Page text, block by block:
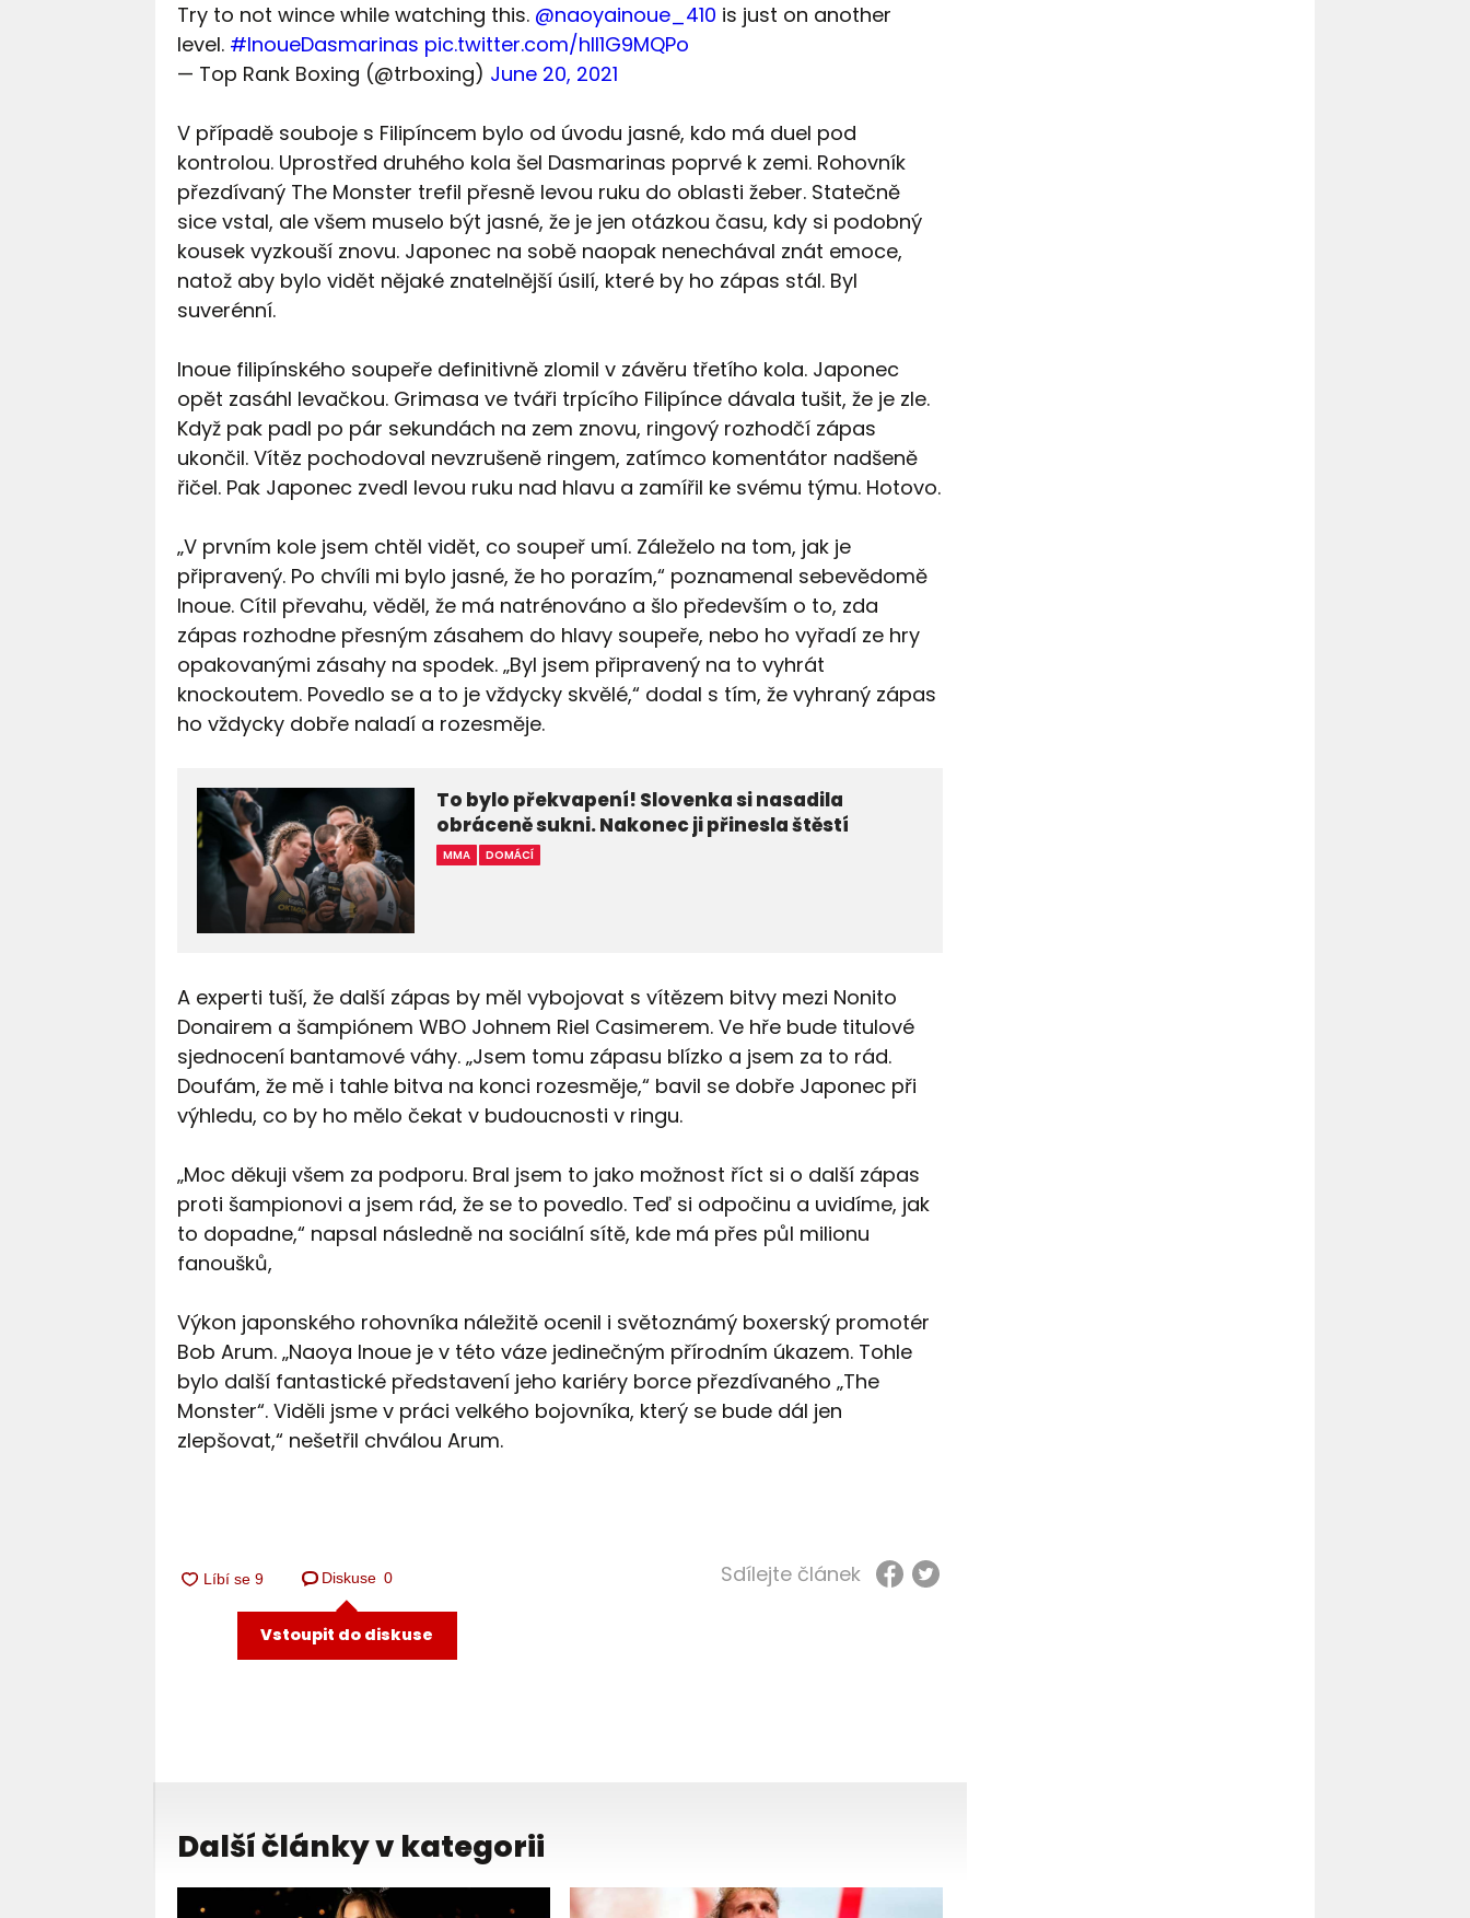
Try to not wince while watching this. @naoyainoue_410 is just on another
level. #InoueDasmarinas pic.twitter.com/hIl1G9MQPo
— Top Rank Boxing (@trboxing) June 20, 2021
V případě souboje s Filipíncem bylo od úvodu jasné, kdo má duel pod
kontrolou. Uprostřed druhého kola šel Dasmarinas poprvé k zemi. Rohovník
přezdívaný The Monster trefil přesně levou ruku do oblasti žeber. Statečně
sice vstal, ale všem muselo být jasné, že je jen otázkou času, kdy si podobný
kousek vyzkouší znovu. Japonec na sobě naopak nenechával znát emoce,
natož aby bylo vidět nějaké znatelnější úsilí, které by ho zápas stál. Byl
suverénní.
Inoue filipínského soupeře definitivně zlomil v závěru třetího kola. Japonec
opět zasáhl levačkou. Grimasa ve tváři trpícího Filipínce dávala tušit, že je zle.
Když pak padl po pár sekundách na zem znovu, ringový rozhodčí zápas
ukončil. Vítěz pochodoval nevzrušeně ringem, zatímco komentátor nadšeně
řičel. Pak Japonec zvedl levou ruku nad hlavu a zamířil ke svému týmu. Hotovo.
„V prvním kole jsem chtěl vidět, co soupeř umí. Záleželo na tom, jak je
připravený. Po chvíli mi bylo jasné, že ho porazím,“ poznamenal sebevědomě
Inoue. Cítil převahu, věděl, že má natrénováno a šlo především o to, zda
zápas rozhodne přesným zásahem do hlavy soupeře, nebo ho vyřadí ze hry
opakovanými zásahy na spodek. „Byl jsem připravený na to vyhrát
knockoutem. Povedlo se a to je vždycky skvělé,“ dodal s tím, že vyhraný zápas
ho vždycky dobře naladí a rozesměje.
To bylo překvapení! Slovenka si nasadila
obráceně sukni. Nakonec ji přinesla štěstí
MMA DOMÁCÍ
A experti tuší, že další zápas by měl vybojovat s vítězem bitvy mezi Nonito
Donairem a šampiónem WBO Johnem Riel Casimerem. Ve hře bude titulové
sjednocení bantamové váhy. „Jsem tomu zápasu blízko a jsem za to rád.
Doufám, že mě i tahle bitva na konci rozesměje,“ bavil se dobře Japonec při
výhledu, co by ho mělo čekat v budoucnosti v ringu.
„Moc děkuji všem za podporu. Bral jsem to jako možnost říct si o další zápas
proti šampionovi a jsem rád, že se to povedlo. Teď si odpočinu a uvidíme, jak
to dopadne,“ napsal následně na sociální sítě, kde má přes půl milionu
fanoušků,
Výkon japonského rohovníka náležitě ocenil i světoznámý boxerský promotér
Bob Arum. „Naoya Inoue je v této váze jedinečným přírodním úkazem. Tohle
bylo další fantastické představení jeho kariéry borce přezdívaného „The
Monster“. Viděli jsme v práci velkého bojovníka, který se bude dál jen
zlepšovat,“ nešetřil chválou Arum.
Diskuse 0
Vstoupit do diskuse
Sdílejte článek
Další články v kategorii